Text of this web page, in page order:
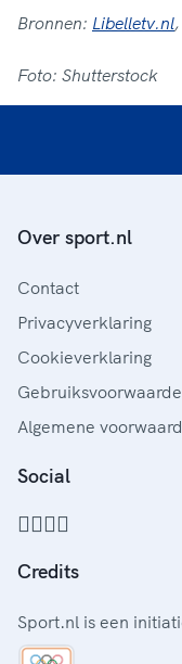
Bronnen: Libelletv.nl,
Foto: Shutterstock
Over sport.nl
Contact
Privacyverklaring
Cookieverklaring
Algemene
Social
Credits
Sport.nl is een